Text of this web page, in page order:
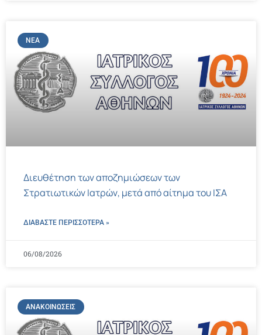
ΝΈΑ
Διευθέτηση των αποζημιώσεων των
Στρατιωτικών Ιατρών, μετά από αίτημα του ΙΣΑ
ΔΙΑΒΑΣΤΕ ΠΕΡΙΣΣΌΤΕΡΑ »
06/08/2026
ΑΝΑΚΟΙΝΏΣΕΙΣ